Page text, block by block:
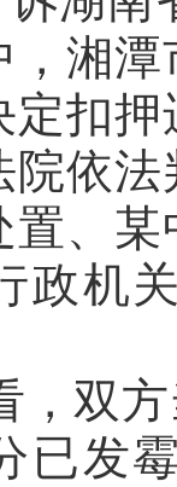
，湘
扣
院依
置、
政机
，双
已发